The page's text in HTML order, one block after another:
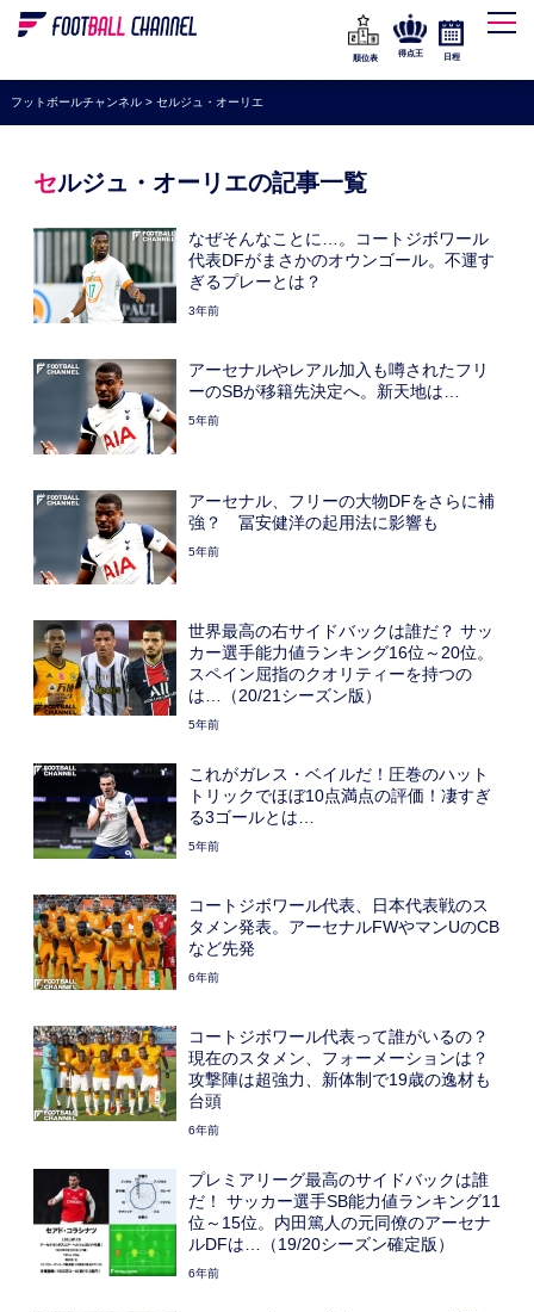
WEリーグ
海外サッカー
プレミアリーグ
ラ・リーガ
ブンデスリーガ
UEFA
高校サッカー
動画
順位表
得点王 日程
フットボールチャンネル> セルジュ・オーリエ
セルジュ・オーリエの記事一覧
なぜそんなことに…。コートジボワール
代表DFがまさかのオウンゴール。不運す
ぎるプレーとは？
3年前
アーセナルやレアル加入も噂されたフリ
ーのSBが移籍先決定へ。新天地は…
5年前
アーセナル、フリーの大物DFをさらに補
強？ 冨安健洋の起用法に影響も
5年前
世界最高の右サイドバックは誰だ？ サッ
カー選手能力値ランキング16位～20位。
スペイン屈指のクオリティーを持つの
は…（20/21シーズン版）
5年前
これがガレス・ベイルだ！圧巻のハット
トリックでほぼ10点満点の評価！凄すぎ
る3ゴールとは…
5年前
コートジボワール代表、日本代表戦のス
タメン発表。アーセナルFWやマンUのCB
など先発
6年前
コートジボワール代表って誰がいるの？
現在のスタメン、フォーメーションは？
攻撃陣は超強力、新体制で19歳の逸材も
台頭
6年前
プレミアリーグ最高のサイドバックは誰
だ！ サッカー選手SB能力値ランキング11
位～15位。内田篤人の元同僚のアーセナ
ルDFは…（19/20シーズン確定版）
6年前